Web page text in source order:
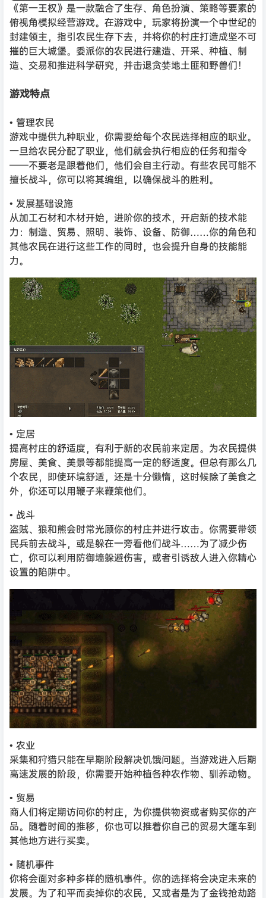
《第一王权》是一款融合了生存、角色扮演、策略等要素的
俯视角模拟经营游戏。在游戏中，玩家将扮演一个中世纪的
封建领主，指引农民生存下去，并将你的村庄打造成坚不可
摧的巨大城堡。委派你的农民进行建造、开采、种植、制
造、交易和推进科学研究，并击退贪婪地土匪和野兽们！
游戏特点
• 管理农民
游戏中提供九种职业，你需要给每个农民选择相应的职业。
一旦给农民分配了职业，他们就会执行相应的任务和指令
——不要老是跟着他们，他们会自主行动。有些农民可能不
擅长战斗，你可以将其编组，以确保战斗的胜利。
• 发展基础设施
从加工石材和木材开始，进阶你的技术，开启新的技术能
力：制造、贸易、照明、装饰、设备、防御……你的角色和
其他农民在进行这些工作的同时，也会提升自身的技能能
力。
• 定居
提高村庄的舒适度，有利于新的农民前来定居。为农民提供
房屋、美食、美景等都能提高一定的舒适度。但总有那么几
个农民，即使环境舒适，还是十分懒惰，这时候除了美食之
外，你还可以用鞭子来鞭策他们。
• 战斗
盗贼、狼和熊会时常光顾你的村庄并进行攻击。你需要带领
民兵前去战斗，或是躲在一旁看他们战斗……为了减少伤
亡，你可以利用防御墙躲避伤害，或者引诱敌人进入你精心
设置的陷阱中。
• 农业
采集和狩猎只能在早期阶段解决饥饿问题。当游戏进入后期
高速发展的阶段，你需要开始种植各种农作物、驯养动物。
• 贸易
商人们将定期访问你的村庄，为你提供物资或者购买你的产
品。随着时间的推移，你也可以推着你自己的贸易大篷车到
其他地方进行买卖。
• 随机事件
你将会面对多种多样的随机事件。你的选择将会决定未来的
发展。为了和平而卖掉你的农民，又或者是为了金钱抢劫路